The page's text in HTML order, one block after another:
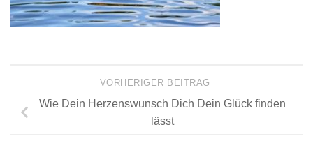
VORHERIGER BEITRAG
Wie Dein Herzenswunsch Dich Dein Glück finden
lässt